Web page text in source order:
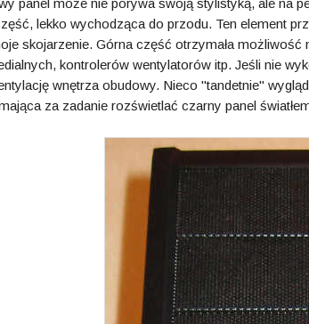
panel może nie porywa swoją stylistyką, ale na
lekko wychodząca do przodu. Ten element
skojarzenie. Górna część otrzymała
kontrolerów wentylatorów itp. Jeśli nie
wnętrza obudowy. Nieco "tandetnie"
za zadanie rozświetlać czarny panel